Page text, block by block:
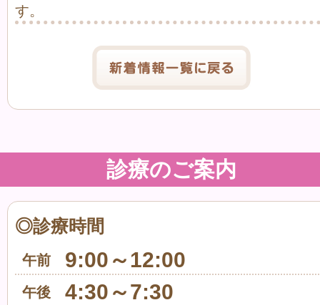
す。
診療のご案内
◎診療時間
午前 9:00～12:00
午後 4:30～7:30